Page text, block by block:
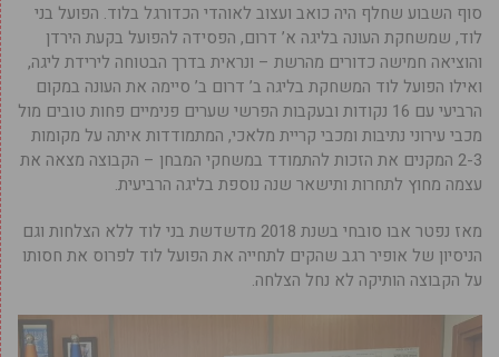
סוף השבוע שחלף היה כואב ועצוב לאוהדי הכדורגל בלוד. הפועל בני
לוד, שמשחקת העונה בליגה א’ דרום, הפסידה להפועל בקעת הירדן
והוציאה חמישה כדורים מהרשת – ונראית בדרך הבטוחה לירידת ליגה,
ואילו הפועל לוד המשחקת בליגה ב’ דרום ב’ סיימה את העונה במקום
הרביעי עם 16 נקודות ובעקבות הפרשי שערים פנימיים פחות טובים מול
מכבי עירוני נתיבות ומכבי קריית מלאכי, המתמודדות איתה על מקומות
2-3 המקנים את הזכות להתמודד במשחקי המבחן – הקבוצה מצאה את
עצמה מחוץ לתחרות ותישאר שנה נוספת בליגה הרביעית.
מאז נפטר אבו סובחי בשנת 2018 מדשדשת בני לוד ללא הצלחות וגם
הניסיון של אופיר רגב שהקים לתחייה את הפועל לוד לפרוס את חסותו
על הקבוצה הותיקה לא נחל הצלחה.